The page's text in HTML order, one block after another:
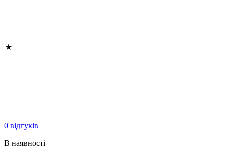
0 відгуків
В наявності